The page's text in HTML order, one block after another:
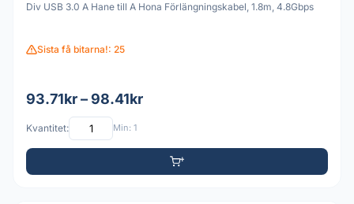
Div USB 3.0 A Hane till A Hona Förlängningskabel, 1.8m, 4.8Gbps
Sista få bitarna!: 25
93.71kr – 98.41kr
Kvantitet: Min: 1